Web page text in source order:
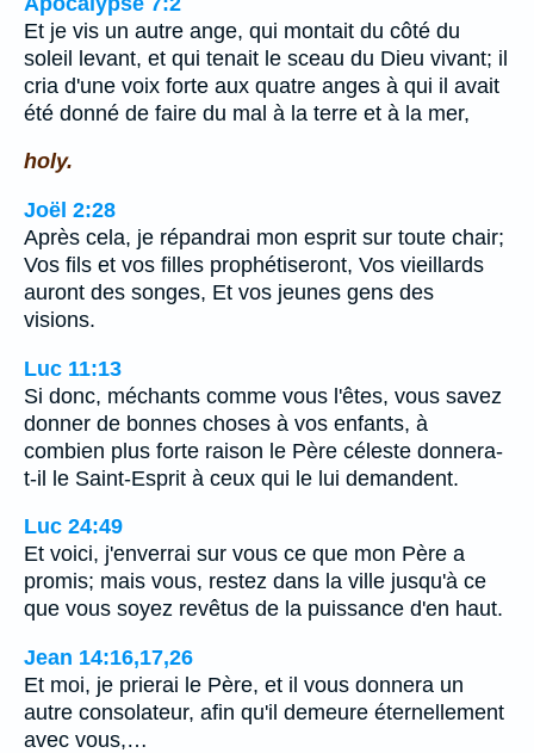
Et je vis un autre ange, qui montait du côté du
soleil levant, et qui tenait le sceau du Dieu vivant; il
cria d'une voix forte aux quatre anges à qui il avait
été donné de faire du mal à la terre et à la mer,
holy.
Joël 2:28
Après cela, je répandrai mon esprit sur toute chair;
Vos fils et vos filles prophétiseront, Vos vieillards
auront des songes, Et vos jeunes gens des
visions.
Luc 11:13
Si donc, méchants comme vous l'êtes, vous savez
donner de bonnes choses à vos enfants, à
combien plus forte raison le Père céleste donnera-
t-il le Saint-Esprit à ceux qui le lui demandent.
Luc 24:49
Et voici, j'enverrai sur vous ce que mon Père a
promis; mais vous, restez dans la ville jusqu'à ce
que vous soyez revêtus de la puissance d'en haut.
Jean 14:16,17,26
Et moi, je prierai le Père, et il vous donnera un
autre consolateur, afin qu'il demeure éternellement
avec vous,…